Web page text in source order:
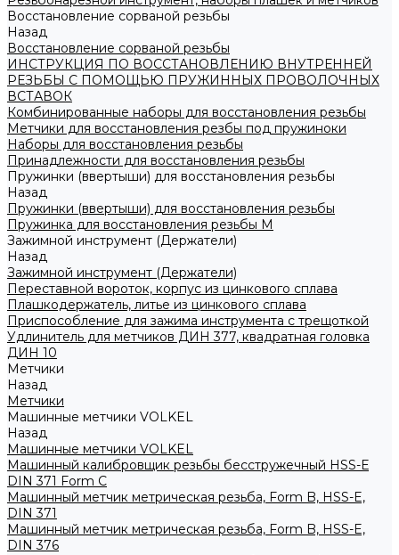
Восстановление сорваной резьбы
Назад
Восстановление сорваной резьбы
ИНСТРУКЦИЯ ПО ВОССТАНОВЛЕНИЮ ВНУТРЕННЕЙ
РЕЗЬБЫ С ПОМОЩЬЮ ПРУЖИННЫХ ПРОВОЛОЧНЫХ
ВСТАВОК
Комбинированные наборы для восстановления резьбы
Метчики для восстановления резбы под пружиноки
Наборы для восстановления резьбы
Принадлежности для восстановления резьбы
Пружинки (ввертыши) для восстановления резьбы
Назад
Пружинки (ввертыши) для восстановления резьбы
Пружинка для восстановления резьбы M
Зажимной инструмент (Держатели)
Назад
Зажимной инструмент (Держатели)
Переставной вороток, корпус из цинкового сплава
Плашкодержатель, литье из цинкового сплава
Приспособление для зажима инструмента с трещоткой
Удлинитель для метчиков ДИН 377, квадратная головка
ДИН 10
Метчики
Назад
Метчики
Машинные метчики VOLKEL
Назад
Машинные метчики VOLKEL
Машинный калибровщик резьбы бесстружечный HSS-Е
DIN 371 Form C
Машинный метчик метрическая резьба, Form B, HSS-E,
DIN 371
Машинный метчик метрическая резьба, Form B, HSS-E,
DIN 376